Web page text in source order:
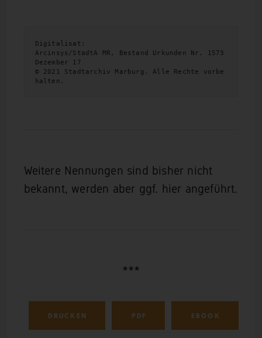
Digitalisat:
Arcinsys/StadtA MR, Bestand Urkunden Nr. 1573
Dezember 17
© 2021 Stadtarchiv Marburg. Alle Rechte vorbe
halten.
Weitere Nennungen sind bisher nicht
bekannt, werden aber ggf. hier angeführt.
***
DRUCKEN PDF EBOOK